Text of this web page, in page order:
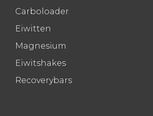
Carboloader
Eiwitten
Magnesium
Eiwitshakes
Recoverybars